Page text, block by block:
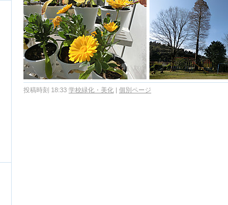
投稿時刻 18:33 学校緑化・美化 | 個別ページ